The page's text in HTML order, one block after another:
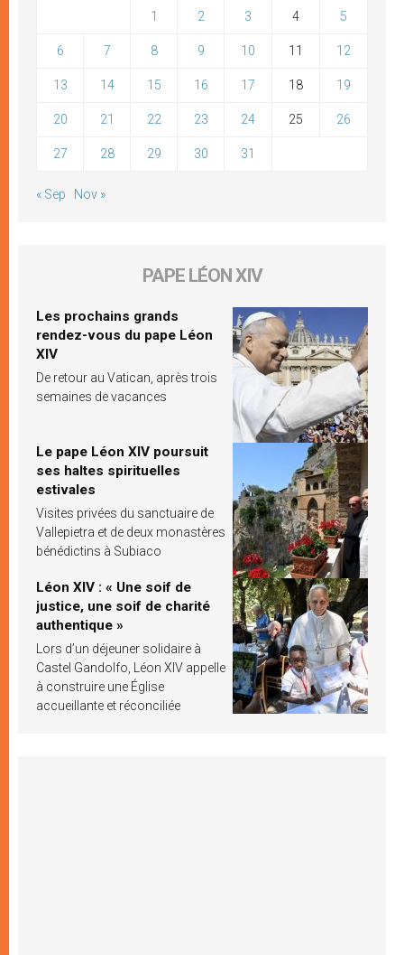
1 2 3 4 5
6 7 8 9 10 11 12
13 14 15 16 17 18 19
20 21 22 23 24 25 26
27 28 29 30 31
« Sep Nov »
PAPE LÉON XIV
Les prochains grands
rendez-vous du pape Léon
XIV
De retour au Vatican, après trois
semaines de vacances
Le pape Léon XIV poursuit
ses haltes spirituelles
estivales
Visites privées du sanctuaire de
Vallepietra et de deux monastères
bénédictins à Subiaco
Léon XIV : « Une soif de
justice, une soif de charité
authentique »
Lors d’un déjeuner solidaire à
Castel Gandolfo, Léon XIV appelle
à construire une Église
accueillante et réconciliée